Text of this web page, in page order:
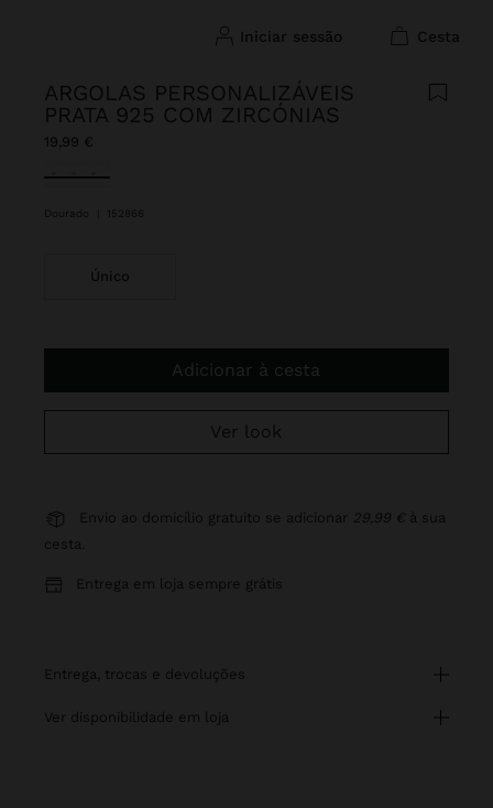
iniciar sessão cesta
ARGOLAS PERSONALIZÁVEIS
PRATA 925 COM ZIRCÓNIAS
19,99 €
Selecionado
Dourado 152866
Único
Adicionar à cesta
Ver look
Envio ao domicílio gratuito se adicionar 29,99 € à sua
cesta.
Entrega em loja sempre grátis
entrega, trocas e devoluções
ver disponibilidade em loja